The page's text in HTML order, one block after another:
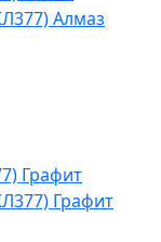
Алмаз
Графит